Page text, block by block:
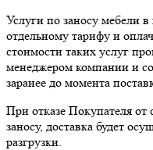
Услуги по заносу мебели
отдельному тарифу и
стоимости таких услуг
менеджером компании и
заранее до момента
При отказе Покупателя от
заносу, доставка будет
разгрузки.